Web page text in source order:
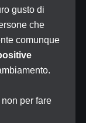
gusto di
che
comunque
per fare